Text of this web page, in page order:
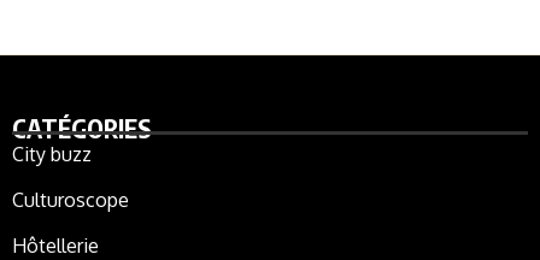
CATÉGORIES
City buzz
Culturoscope
Hôtellerie